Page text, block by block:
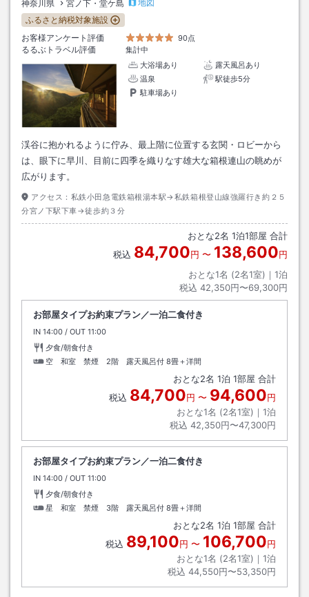
神奈川県 宮ノ下・堂ケ島
地図
ふるさと納税対象施設
お客様アンケート評価
90点
るるぶトラベル評価
集計中
大浴場あり
露天風呂あり
温泉
駅徒歩5分
駐車場あり
渓谷に抱かれるように佇み、最上階に位置する玄関・ロビーから
は、眼下に早川、目前に四季を織りなす雄大な箱根連山の眺めが
広がります。
アクセス： 私鉄小田急電鉄箱根湯本駅→私鉄箱根登山線強羅行き約２５
分宮ノ下駅下車→徒歩約３分
おとな2名 1泊1部屋 合計
税込 84,700円 〜 138,600円
おとな1名 (2名1室)｜ 1泊
税込 42,350円〜69,300円
お部屋タイプお約束プラン／一泊二食付き
IN チェックイン
14:00 / OUT チェックアウト
11:00
夕食/朝食付き
空 和室 禁煙 2階 露天風呂付 8畳＋洋間
おとな2名 1泊 1部屋 合計
税込 84,700円 〜 94,600円
おとな1名 (2名1室)｜ 1泊
税込 42,350円〜47,300円
お部屋タイプお約束プラン／一泊二食付き
IN チェックイン
14:00 / OUT チェックアウト
11:00
夕食/朝食付き
星 和室 禁煙 3階 露天風呂付 8畳＋洋間
おとな2名 1泊 1部屋 合計
税込 89,100円 〜 106,700円
おとな1名 (2名1室)｜ 1泊
税込 44,550円〜53,350円